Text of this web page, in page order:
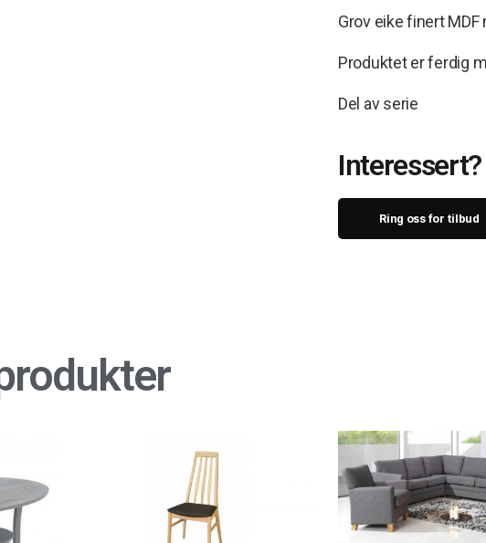
Grov eike finert
Produktet er ferdig
Del av serie
Interessert?
Ring oss for tilbud